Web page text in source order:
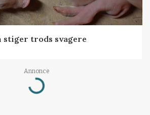
stiger trods svagere
Annonce
Loading...